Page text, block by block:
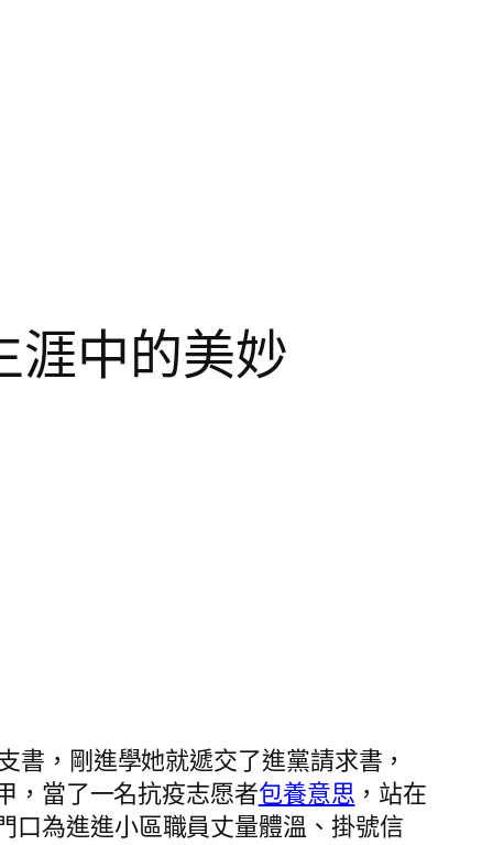
涯中的美妙
書，剛進學她就遞交了進黨請求書，
，當了一名抗疫志愿者包養意思 ，站在
口為進進小區職員丈量體溫、掛號信